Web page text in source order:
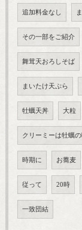
追加料金なし
その一部をご紹介
舞茸天おろしそば
まいたけ天ぷら
牡蠣天丼 大粒
クリーミーは牡蠣
時期に お蕎麦
従って 20時
一致団結